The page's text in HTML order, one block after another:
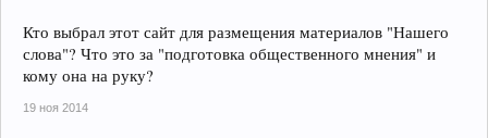
Кто выбрал этот сайт для размещения материалов "Нашего
слова"? Что это за "подготовка общественного мнения" и
кому она на руку?
19 ноя 2014